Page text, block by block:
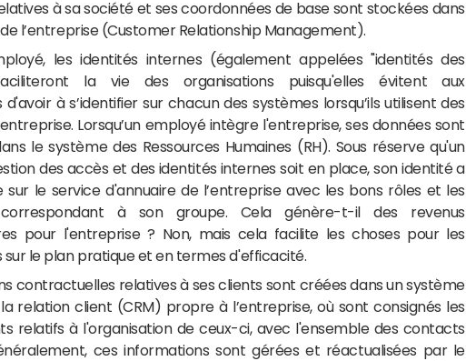
à sa société et ses coordonnées de base sont stockées dans
l’entreprise (Customer Relationship Management).
les identités internes (également appelées "identités des
la vie des organisations puisqu'elles évitent aux
à s’identifier sur chacun des systèmes lorsqu’ils utilisent des
Lorsqu’un employé intègre l'entreprise, ses données sont
le système des Ressources Humaines (RH). Sous réserve qu'un
des accès et des identités internes soit en place, son identité a
sur le service d'annuaire de l’entreprise avec les bons rôles et les
correspondant à son groupe. Cela génère-t-il des revenus
pour l'entreprise ? Non, mais cela facilite les choses pour les
le plan pratique et en termes d'efficacité.
contractuelles relatives à ses clients sont créées dans un système
relation client (CRM) propre à l’entreprise, où sont consignés les
relatifs à l'organisation de ceux-ci, avec l'ensemble des contacts
ces informations sont gérées et réactualisées par le